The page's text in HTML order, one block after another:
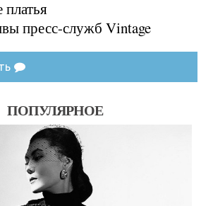
пресс-служб Vintage
ПОПУЛЯРНОЕ